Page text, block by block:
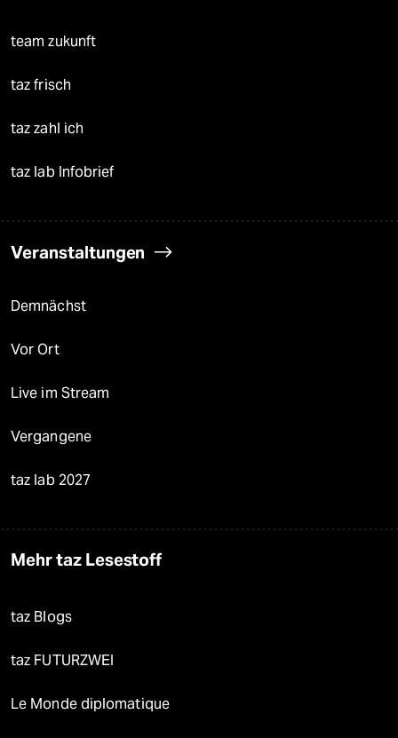
team zukunft
taz frisch
taz zahl ich
taz lab Infobrief
Veranstaltungen
Demnächst
Vor Ort
Live im Stream
Vergangene
taz lab 2027
Mehr taz Lesestoff
taz Blogs
taz FUTURZWEI
Le Monde diplomatique